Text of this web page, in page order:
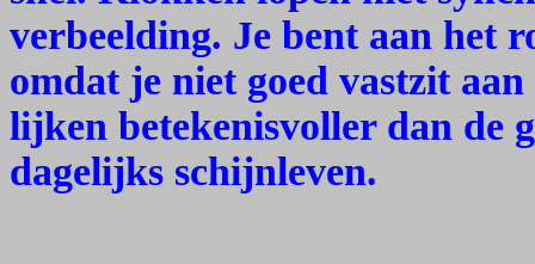
verbeelding. Je bent aan het
omdat je niet goed vastzit
lijken betekenisvoller dan de
dagelijks schijnleven.